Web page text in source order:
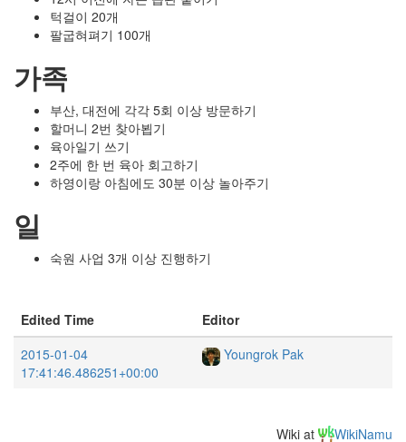
턱걸이 20개
팔굽혀펴기 100개
가족
부산, 대전에 각각 5회 이상 방문하기
할머니 2번 찾아뵙기
육아일기 쓰기
2주에 한 번 육아 회고하기
하영이랑 아침에도 30분 이상 놀아주기
일
숙원 사업 3개 이상 진행하기
Edited Time
Editor
2015-01-04
17:41:46.486251+00:00
Youngrok Pak
Wiki at WikiNamu